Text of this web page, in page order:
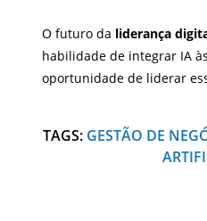
O futuro da liderança
habilidade de integrar IA
oportunidade de liderar
TAGS: GESTÃO DE